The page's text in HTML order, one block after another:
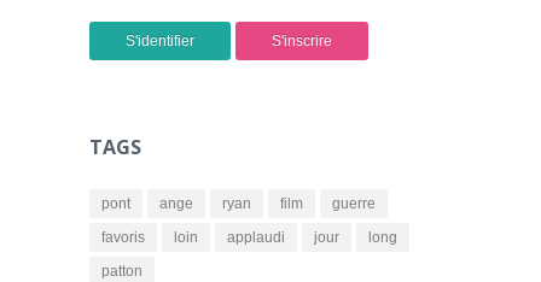
S'identifier S'inscrire
TAGS
pont ange ryan film
guerre
favoris
loin applaudi jour
long
patton